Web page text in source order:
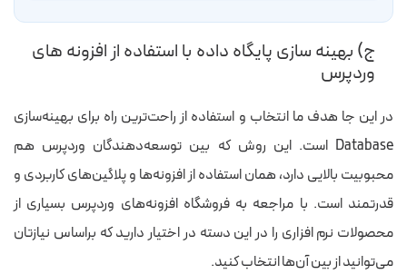
ج) بهینه سازی پایگاه داده با استفاده از افزونه های
وردپرس
در این جا هدف ما انتخاب و استفاده از راحت‌ترین راه برای بهینه‌سازی
Database است.
این روش که بین توسعه‌دهندگان وردپرس هم
محبوبیت بالایی دارد، همان استفاده از افزونه‌ها و پلاگین‌های کاربردی و
قدرتمند است. با مراجعه به فروشگاه افزونه‌های وردپرس بسیاری از
محصولات نرم افزاری را در این دسته در اختیار دارید که براساس نیازتان
می‌توانید از بین آن‌ها انتخاب کنید.